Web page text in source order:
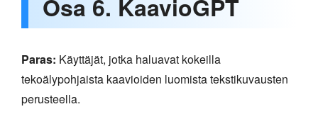
Osa 6. KaavioGPT
Paras: Käyttäjät, jotka haluavat kokeilla
tekoälypohjaista kaavioiden luomista tekstikuvausten
perusteella.